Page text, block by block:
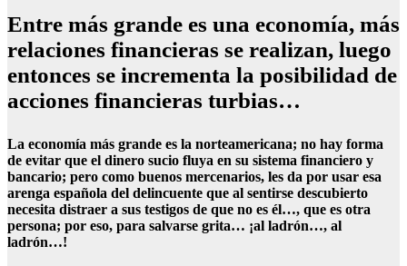
Entre más grande es una economía, más
relaciones financieras se realizan, luego
entonces se incrementa la posibilidad de
acciones financieras turbias…
La economía más grande es la norteamericana; no hay forma
de evitar que el dinero sucio fluya en su sistema financiero y
bancario; pero como buenos mercenarios, les da por usar esa
arenga española del delincuente que al sentirse descubierto
necesita distraer a sus testigos de que no es él…, que es otra
persona; por eso, para salvarse grita… ¡al ladrón…, al
ladrón…!